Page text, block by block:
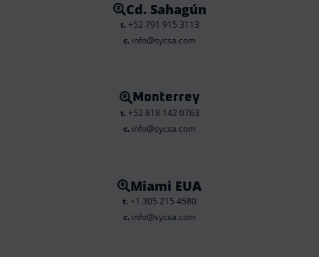
Cd. Sahagún
t.+52 791 915 3113
c. info@sycsa.com
Monterrey
t.+52 818 142 0763
c. info@sycsa.com
Miami EUA
t. +1 305 215 4580
c. info@sycsa.com